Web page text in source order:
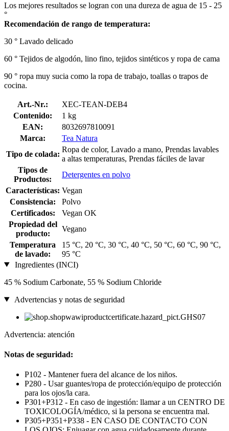
Los mejores resultados se logran con una dureza de agua de 15 - 25
°
Recomendación de rango de temperatura:
30 ° Lavado delicado
60 ° Tejidos de algodón, lino fino, tejidos sintéticos y ropa de cama
90 ° ropa muy sucia como la ropa de trabajo, toallas o trapos de
cocina.
Art.-Nr.:
XEC-TEAN-DEB4
Contenido:
1 kg
EAN:
8032697810091
Marca:
Tea Natura
Tipo de colada:
Ropa de color, Lavado a mano, Prendas lavables
a altas temperaturas, Prendas fáciles de lavar
Tipos de
Productos:
Detergentes en polvo
Características: Vegan
Consistencia:
Polvo
Certificados:
Vegan OK
Propiedad del
producto:
Vegano
Temperatura
de lavado:
15 °C, 20 °C, 30 °C, 40 °C, 50 °C, 60 °C, 90 °C,
95 °C
Ingredientes (INCI)
45 % Sodium Carbonate, 55 % Sodium Chloride
Advertencias y notas de seguridad
Advertencia: atención
Notas de seguridad:
P102 - Mantener fuera del alcance de los niños.
P280 - Usar guantes/ropa de protección/equipo de protección
para los ojos/la cara.
P301+P312 - En caso de ingestión: llamar a un CENTRO DE
TOXICOLOGÍA/médico, si la persona se encuentra mal.
P305+P351+P338 - EN CASO DE CONTACTO CON